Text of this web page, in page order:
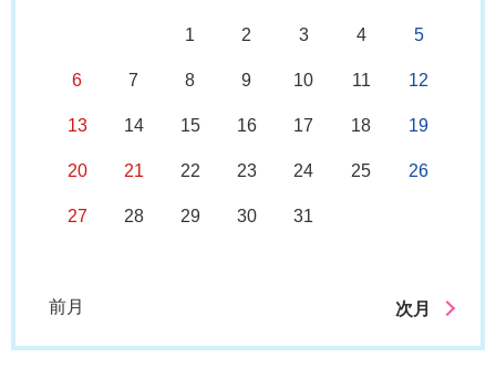
1 2 3 4 5
6 7 8 9 10 11 12
13 14 15 16 17 18 19
20 21 22 23 24 25 26
27 28 29 30 31
前月 次月